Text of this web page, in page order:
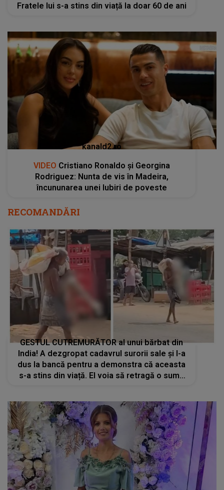
Fratele lui s-a stins din viață la doar 60 de ani
kanald2.ro
VIDEO Cristiano Ronaldo și Georgina
Rodriguez: Nunta de vis în Madeira,
încununarea unei Iubiri de poveste
RECOMANDĂRI
GESTUL CUTREMURĂTOR al unui bărbat din
India! A dezgropat cadavrul surorii sale și l-a
dus la bancă pentru a demonstra că aceasta
s-a stins din viață. El voia să retragă o sumă